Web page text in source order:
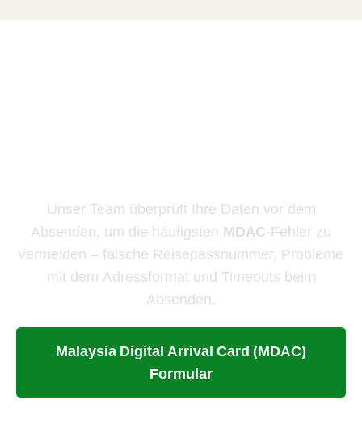
Unser Team überprüft Ihre Daten vor dem
Absenden, um die häufigsten MDAC-Fehler zu
vermeiden – falsche Reisepassnummer, Probleme
mit dem Adressformat und Timeouts beim
Absenden.
Malaysia Digital Arrival Card (MDAC)
Formular